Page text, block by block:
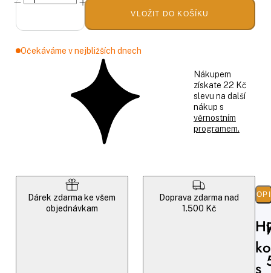
VLOŽIT DO KOŠÍKU
Očekáváme v nejbližších dnech
Nákupem
získate 22 Kč
slevu na další
nákup s
věrnostním
programem.
Dárek zdarma ke všem
objednávkam
Doprava zdarma nad
1.500 Kč
s